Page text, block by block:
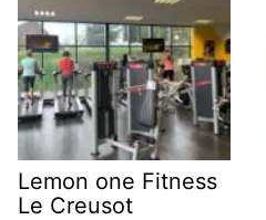
Lemon one Fitness
Le Creusot